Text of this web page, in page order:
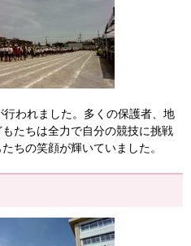
われました。多くの保護者、地
たちは全力で自分の競技に挑戦
ちの笑顔が輝いていました。